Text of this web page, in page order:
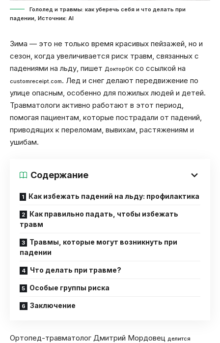
Гололед и травмы: как уберечь себя и что делать при
падении, Источник: Al
Зима — это не только время красивых пейзажей, но и
сезон, когда увеличивается риск травм, связанных с
падениями на льду, пишет ДокторОК со ссылкой на
customreceipt.com. Лед и снег делают передвижение по
улице опасным, особенно для пожилых людей и детей.
Травматологи активно работают в этот период,
помогая пациентам, которые пострадали от падений,
приводящих к переломам, вывихам, растяжениям и
ушибам.
Содержание
Как избежать падений на льду: профилактика
Как правильно падать, чтобы избежать
травм
Травмы, которые могут возникнуть при
падении
Что делать при травме?
Особые группы риска
Заключение
Ортопед-травматолог Дмитрий Мордовец делится